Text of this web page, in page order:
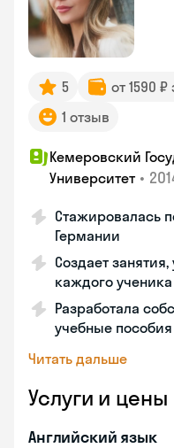
5 от 1590
1 отзыв
Кемеровский
Университет •
Стажировалась
Германии
Создает
каждого ученика
Разработала
учебные пособия
Читать дальше
Услуги и цены
Английский язык